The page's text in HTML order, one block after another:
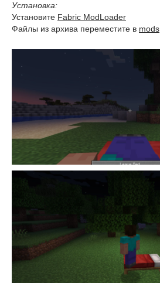
Установка:
Установите Fabric ModLoader
Файлы из архива переместите в mods